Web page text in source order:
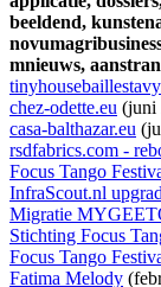
beeldend,
mnieuws,
chez-odette.eu (juni
casa-balthazar.eu
rsdfabrics.com -
Focus Tango
InfraScout.nl
Migratie
Stichting Focus
Focus Tango
Fatima Melody